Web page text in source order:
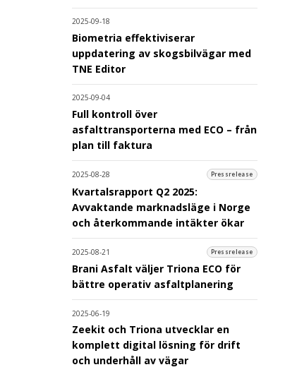
2025-09-18
Biometria effektiviserar
uppdatering av skogsbilvägar med
TNE Editor
2025-09-04
Full kontroll över
asfalttransporterna med ECO – från
plan till faktura
2025-08-28 Pressrelease
Kvartalsrapport Q2 2025:
Avvaktande marknadsläge i Norge
och återkommande intäkter ökar
2025-08-21 Pressrelease
Brani Asfalt väljer Triona ECO för
bättre operativ asfaltplanering
2025-06-19
Zeekit och Triona utvecklar en
komplett digital lösning för drift
och underhåll av vägar